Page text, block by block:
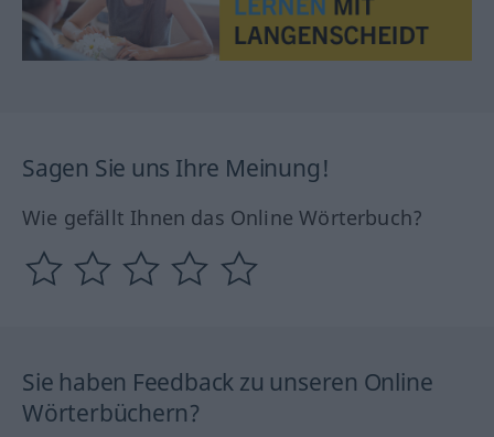
Sagen Sie uns Ihre Meinung!
Wie gefällt Ihnen das Online Wörterbuch?
Sie haben Feedback zu unseren Online
Wörterbüchern?